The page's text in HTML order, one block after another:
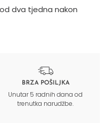
dva tjedna nakon
BRZA POŠILJKA
Unutar 5 radnih dana od
trenutka narudžbe.